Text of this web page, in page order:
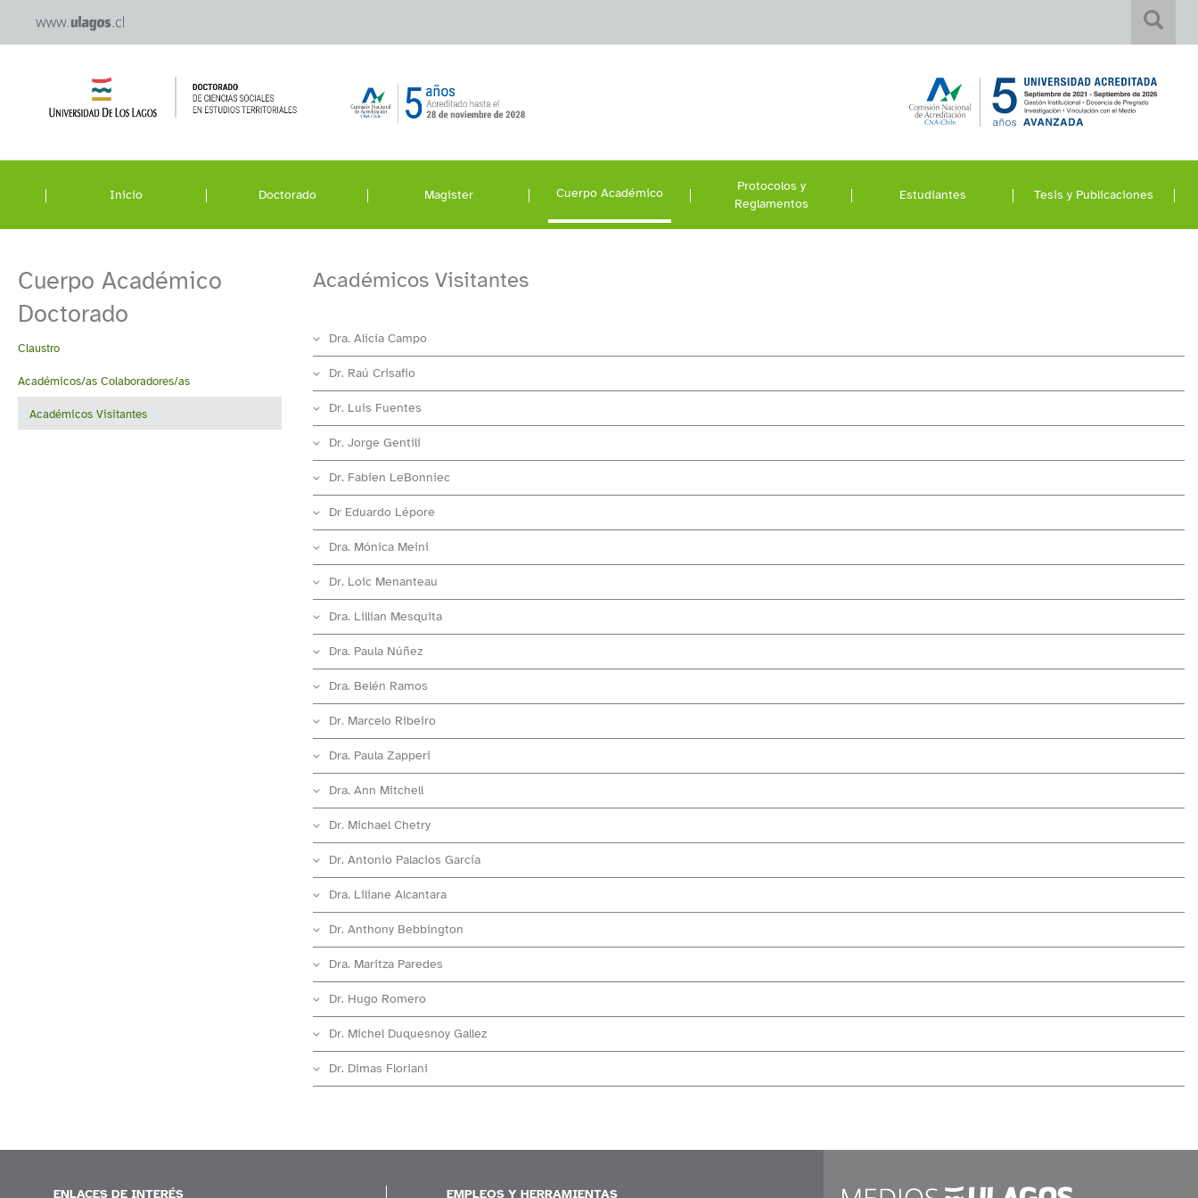
Inicio Doctorado Magister Cuerpo Académico
Protocolos y
Reglamentos
Estudiantes Tesis y Publicaciones
Cuerpo Académico
Doctorado
Claustro
Académicos/as Colaboradores/as
Académicos Visitantes
Académicos Visitantes
Dra. Alicia Campo
Dr. Raú Crisafio
Dr. Luis Fuentes
Dr. Jorge Gentili
Dr. Fabien LeBonniec
Dr Eduardo Lépore
Dra. Mónica Meini
Dr. Loic Menanteau
Dra. Lillian Mesquita
Dra. Paula Núñez
Dra. Belén Ramos
Dr. Marcelo Ribeiro
Dra. Paula Zapperi
Dra. Ann Mitchell
Dr. Michael Chetry
Dr. Antonio Palacios García
Dra. Liliane Alcantara
Dr. Anthony Bebbington
Dra. Maritza Paredes
Dr. Hugo Romero
Dr. Michel Duquesnoy Gallez
Dr. Dimas Floriani
ENLACES DE INTERÉS EMPLEOS Y HERRAMIENTAS